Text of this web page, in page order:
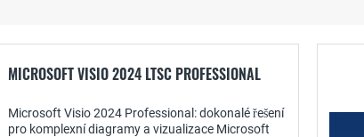
MICROSOFT VISIO 2024 LTSC PROFESSIONAL
Microsoft Visio 2024 Professional: dokonalé řešení
pro komplexní diagramy a vizualizace Microsoft